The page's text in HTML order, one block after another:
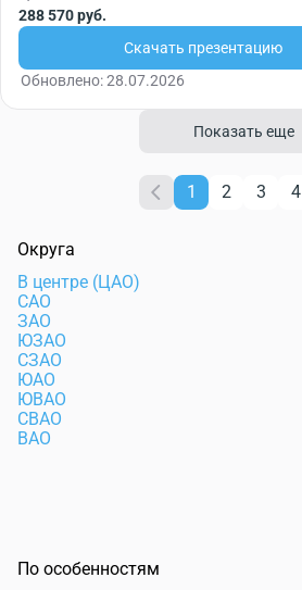
288 570 руб.
Скачать презентацию
Обновлено: 28.07.2026
Показать еще
1 2 3 4
Округа
В центре (ЦАО)
САО
ЗАО
ЮЗАО
СЗАО
ЮАО
ЮВАО
СВАО
ВАО
По особенностям